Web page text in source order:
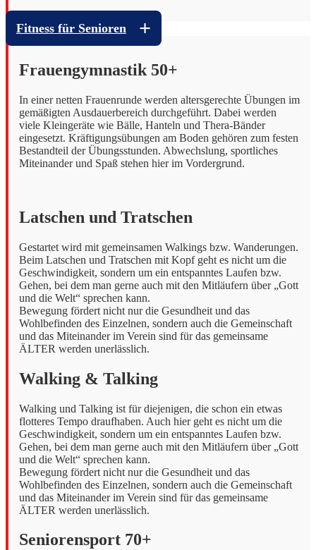
Fitness für Senioren
Frauengymnastik 50+
In einer netten Frauenrunde werden altersgerechte Übungen im
gemäßigten Ausdauerbereich durchgeführt. Dabei werden
viele Kleingeräte wie Bälle, Hanteln und Thera-Bänder
eingesetzt. Kräftigungsübungen am Boden gehören zum festen
Bestandteil der Übungsstunden. Abwechslung, sportliches
Miteinander und Spaß stehen hier im Vordergrund.
Latschen und Tratschen
Gestartet wird mit gemeinsamen Walkings bzw. Wanderungen.
Beim Latschen und Tratschen mit Kopf geht es nicht um die
Geschwindigkeit, sondern um ein entspanntes Laufen bzw.
Gehen, bei dem man gerne auch mit den Mitläufern über „Gott
und die Welt“ sprechen kann.
Bewegung fördert nicht nur die Gesundheit und das
Wohlbefinden des Einzelnen, sondern auch die Gemeinschaft
und das Miteinander im Verein sind für das gemeinsame
ÄLTER werden unerlässlich.
Walking & Talking
Walking und Talking ist für diejenigen, die schon ein etwas
flotteres Tempo draufhaben. Auch hier geht es nicht um die
Geschwindigkeit, sondern um ein entspanntes Laufen bzw.
Gehen, bei dem man gerne auch mit den Mitläufern über „Gott
und die Welt“ sprechen kann.
Bewegung fördert nicht nur die Gesundheit und das
Wohlbefinden des Einzelnen, sondern auch die Gemeinschaft
und das Miteinander im Verein sind für das gemeinsame
ÄLTER werden unerlässlich.
Seniorensport 70+